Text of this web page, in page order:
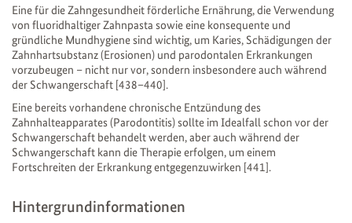
Eine für die Zahngesundheit förderliche Ernährung, die Verwendung
von fluoridhaltiger Zahnpasta sowie eine konsequente und
gründliche Mundhygiene sind wichtig, um Karies, Schädigungen der
Zahnhartsubstanz (Erosionen) und parodontalen Erkrankungen
vorzubeugen – nicht nur vor, sondern insbesondere auch während
der Schwangerschaft [438–440].
Eine bereits vorhandene chronische Entzündung des
Zahnhalteapparates (Parodontitis) sollte im Idealfall schon vor der
Schwangerschaft behandelt werden, aber auch während der
Schwangerschaft kann die Therapie erfolgen, um einem
Fortschreiten der Erkrankung entgegenzuwirken [441].
Hintergrundinformationen